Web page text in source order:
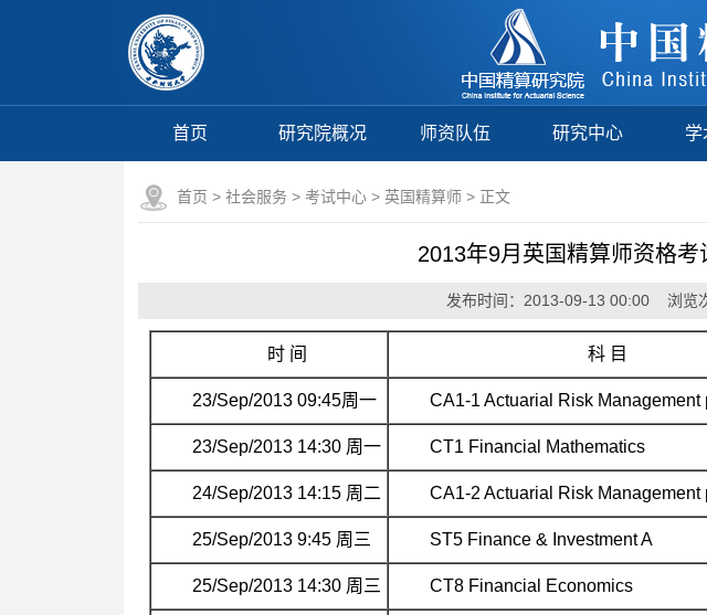
首页 研究院概况 师资队伍 研究中心 学
首页 > 社会服务 > 考试中心 > 英国精算师 > 正文
2013年9月英国精算师资格考
发布时间：2013-09-13 00:00 浏览
时 间 科 目
23/Sep/2013 09:45周一 CA1-1 Actuarial Risk Management
23/Sep/2013 14:30 周一 CT1 Financial Mathematics
24/Sep/2013 14:15 周二 CA1-2 Actuarial Risk Management
25/Sep/2013 9:45 周三 ST5 Finance & Investment A
25/Sep/2013 14:30 周三 CT8 Financial Economics